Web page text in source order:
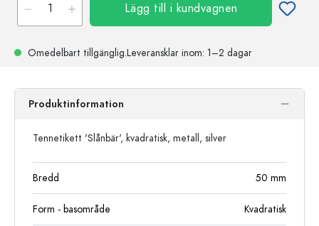
Lägg till i kundvagnen
Omedelbart tillgänglig.Leveransklar inom: 1–2 dagar
Produktinformation
Tennetikett 'Slånbär', kvadratisk, metall, silver
Bredd 50 mm
Form - basområde Kvadratisk